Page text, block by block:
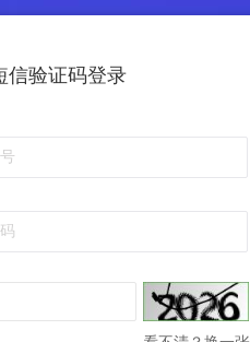
信验证码登录